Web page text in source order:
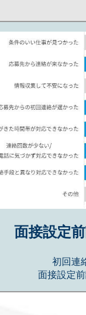
面接設定
初回連
面接設定